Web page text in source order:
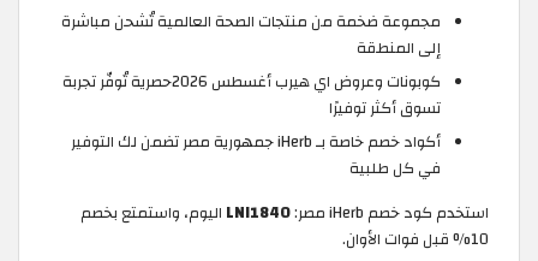
مجموعة ضخمة من منتجات الصحة العالمية تُشحن مباشرة
إلى المنطقة
كوبونات وعروض اي هيرب أغسطس 2026حصرية تُوفّر تجربة
تسوق أكثر توفيرًا
أكواد خصم خاصة بـ iHerb جمهورية مصر تضمن لك التوفير
في كل طلبية
استخدم كود خصم iHerb مصر:
LNI1840 اليوم، واستمتع بخصم
10% قبل فوات الأوان.